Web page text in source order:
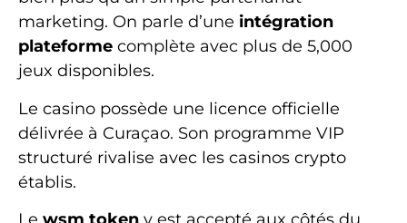
marketing. On parle d’une intégration
plateforme complète avec plus de 5,000
jeux disponibles.
Le casino possède une licence officielle
délivrée à Curaçao. Son programme VIP
structuré rivalise avec les casinos crypto
établis.